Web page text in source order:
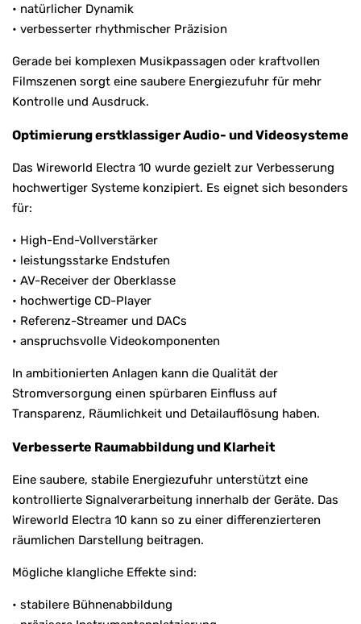
• natürlicher Dynamik
• verbesserter rhythmischer Präzision
Gerade bei komplexen Musikpassagen oder kraftvollen
Filmszenen sorgt eine saubere Energiezufuhr für mehr
Kontrolle und Ausdruck.
Optimierung erstklassiger Audio- und Videosysteme
Das Wireworld Electra 10 wurde gezielt zur Verbesserung
hochwertiger Systeme konzipiert. Es eignet sich besonders
für:
• High-End-Vollverstärker
• leistungsstarke Endstufen
• AV-Receiver der Oberklasse
• hochwertige CD-Player
• Referenz-Streamer und DACs
• anspruchsvolle Videokomponenten
In ambitionierten Anlagen kann die Qualität der
Stromversorgung einen spürbaren Einfluss auf
Transparenz, Räumlichkeit und Detailauflösung haben.
Verbesserte Raumabbildung und Klarheit
Eine saubere, stabile Energiezufuhr unterstützt eine
kontrollierte Signalverarbeitung innerhalb der Geräte. Das
Wireworld Electra 10 kann so zu einer differenzierteren
räumlichen Darstellung beitragen.
Mögliche klangliche Effekte sind:
• stabilere Bühnenabbildung